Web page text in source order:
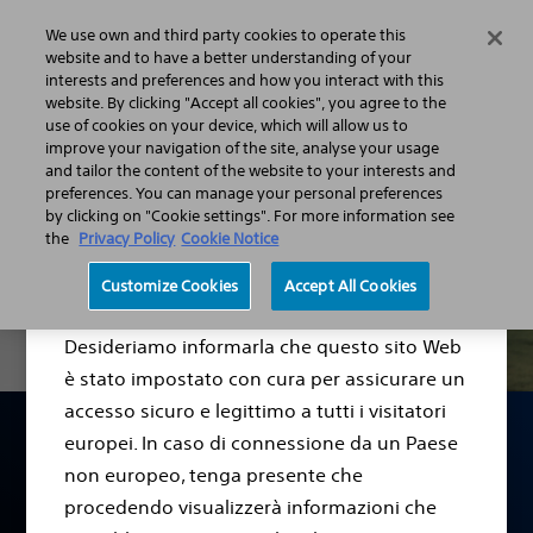
Gentile Visitatore,
Desideriamo informarla che questo sito Web
è stato impostato con cura per assicurare un
accesso sicuro e legittimo a tutti i visitatori
europei. In caso di connessione da un Paese
non europeo, tenga presente che
procedendo visualizzerà informazioni che
FIBRILLAZIONE ATRIALE
Informazioni sulla
We use own and third party cookies to operate this
website and to have a better understanding of your
interests and preferences and how you interact with this
website. By clicking "Accept all cookies", you agree to the
use of cookies on your device, which will allow us to
improve your navigation of the site, analyse your usage
and tailor the content of the website to your interests and
preferences. You can manage your personal preferences
by clicking on "Cookie settings". For more information see
the Privacy Policy Cookie Notice
Customize Cookies Accept All Cookies